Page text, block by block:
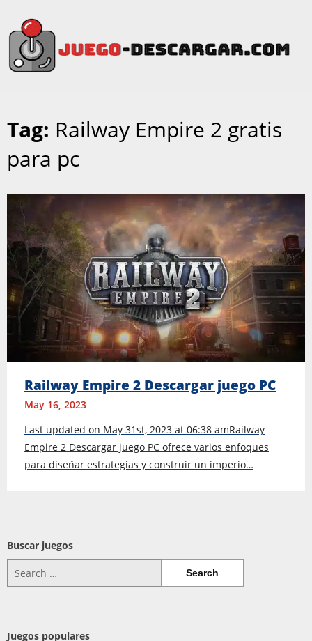
Tag: Railway Empire 2 gratis
para pc
Railway Empire 2 Descargar juego PC
May 16, 2023
Last updated on May 31st, 2023 at 06:38 amRailway
Empire 2 Descargar juego PC ofrece varios enfoques
para diseñar estrategias y construir un imperio…
Buscar juegos
for:
Juegos populares